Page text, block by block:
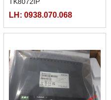
TK8072IP
LH: 0938.070.068